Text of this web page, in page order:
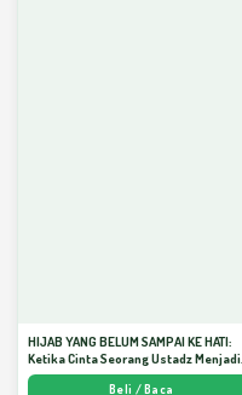
HIJAB YANG BELUM SAMPAI KE HATI:
Ketika Cinta Seorang Ustadz Menjadi
Cermin yang Paling Kejam - Arda
Beli / Baca